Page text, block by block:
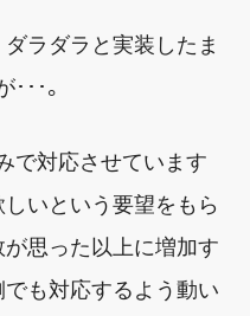
ラダラと実装したま
･･。
で対応させています
いという要望をもら
が思った以上に増加す
でも対応するよう動い